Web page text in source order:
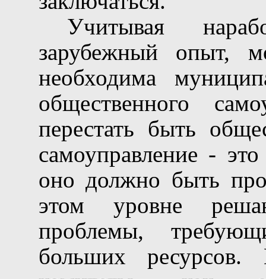
Учитывая
зарубежный опыт,
необходима
общественного
перестать быть
самоуправление -
оно должно быть
этом уровне
проблемы,
больших ресурсов.